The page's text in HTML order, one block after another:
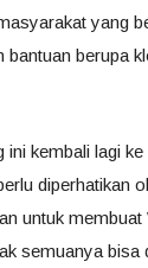
yang
bantuan berupa
ini kembali lagi
diperhatikan
untuk membuat
semuanya bisa